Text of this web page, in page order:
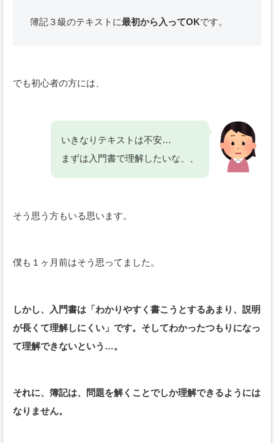
簿記３級のテキストに最初から入ってOKです。
でも初心者の方には、
いきなりテキストは不安…
まずは入門書で理解したいな、、
そう思う方もいる思います。
僕も１ヶ月前はそう思ってました。
しかし、入門書は「わかりやすく書こうとするあまり、説明
が長くて理解しにくい」です。そしてわかったつもりになっ
て理解できないという…。
それに、簿記は、問題を解くことでしか理解できるようには
なりません。